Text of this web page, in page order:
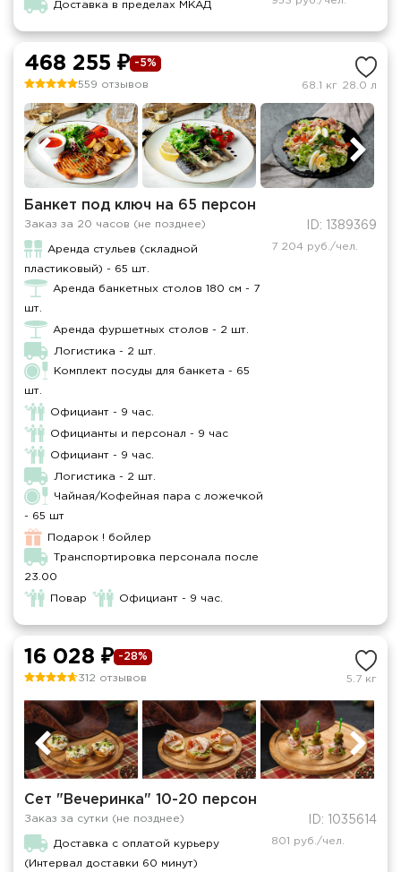
Доставка в пределах МКАД
468 255 ₽ -5%
559 отзывов 68.1 кг 28.0 л
Банкет под ключ на 65 персон
Заказ за 20 часов (не позднее) ID: 1389369
Аренда стульев (складной
пластиковый) - 65 шт.
Аренда банкетных столов 180 см - 7
шт.
Аренда фуршетных столов - 2 шт.
Логистика - 2 шт.
Комплект посуды для банкета - 65
шт.
Официант - 9 час.
Официанты и персонал - 9 час
Официант - 9 час.
Логистика - 2 шт.
Чайная/Кофейная пара с ложечкой
- 65 шт
Подарок ! бойлер
Транспортировка персонала после
23.00
Повар Официант - 9 час.
7 204 руб./чел.
16 028 ₽ -28%
312 отзывов 5.7 кг
Сет "Вечеринка" 10-20 персон
Заказ за сутки (не позднее) ID: 1035614
Доставка с оплатой курьеру
(Интервал доставки 60 минут)
801 руб./чел.